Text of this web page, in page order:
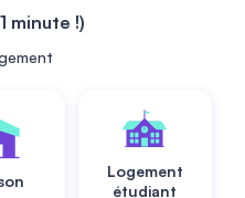
minute !)
Logement
étudiant